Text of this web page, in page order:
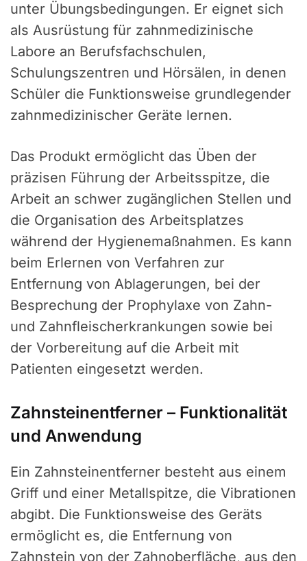
unter Übungsbedingungen. Er eignet sich
als Ausrüstung für zahnmedizinische
Labore an Berufsfachschulen,
Schulungszentren und Hörsälen, in denen
Schüler die Funktionsweise grundlegender
zahnmedizinischer Geräte lernen.
Das Produkt ermöglicht das Üben der
präzisen Führung der Arbeitsspitze, die
Arbeit an schwer zugänglichen Stellen und
die Organisation des Arbeitsplatzes
während der Hygienemaßnahmen. Es kann
beim Erlernen von Verfahren zur
Entfernung von Ablagerungen, bei der
Besprechung der Prophylaxe von Zahn-
und Zahnfleischerkrankungen sowie bei
der Vorbereitung auf die Arbeit mit
Patienten eingesetzt werden.
Zahnsteinentferner – Funktionalität
und Anwendung
Ein Zahnsteinentferner besteht aus einem
Griff und einer Metallspitze, die Vibrationen
abgibt. Die Funktionsweise des Geräts
ermöglicht es, die Entfernung von
Zahnstein von der Zahnoberfläche, aus den